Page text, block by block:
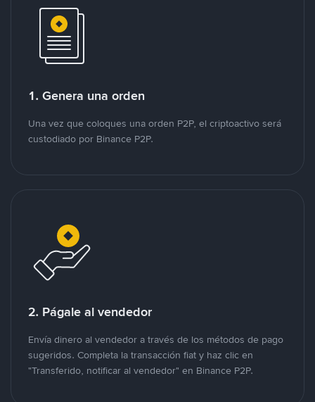
1. Genera una orden
Una vez que coloques una orden P2P, el criptoactivo será
custodiado por Binance P2P.
2. Págale al vendedor
Envía dinero al vendedor a través de los métodos de pago
sugeridos. Completa la transacción fiat y haz clic en
"Transferido, notificar al vendedor" en Binance P2P.